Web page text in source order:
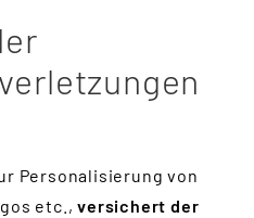
Personalisierung von
etc.,versichert der